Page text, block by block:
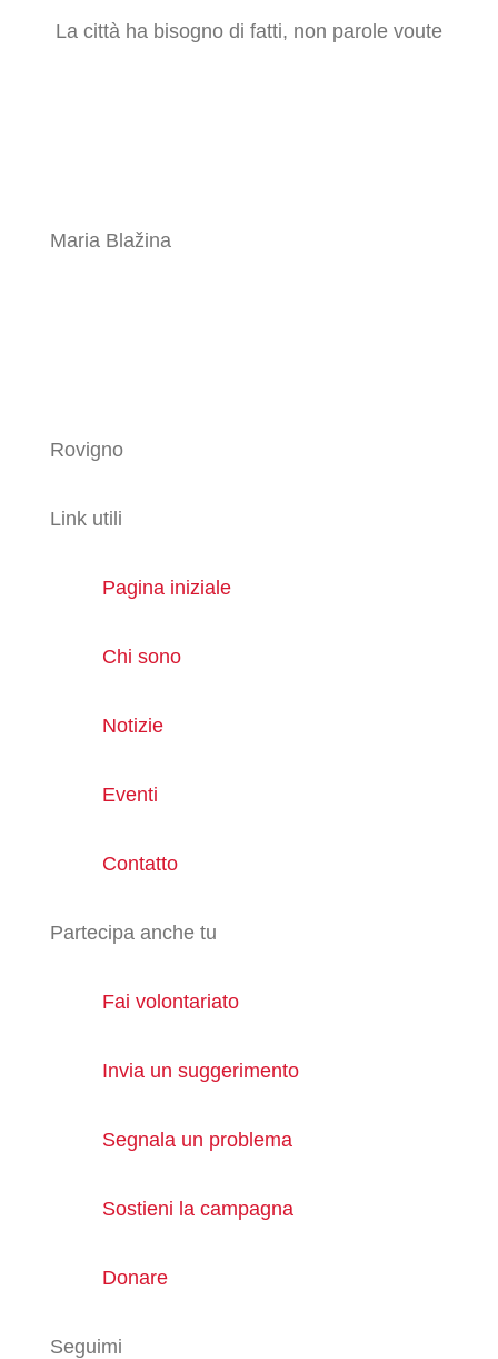
La città ha bisogno di fatti, non parole voute
Maria Blažina
Rovigno
Link utili
Pagina iniziale
Chi sono
Notizie
Eventi
Contatto
Partecipa anche tu
Fai volontariato
Invia un suggerimento
Segnala un problema
Sostieni la campagna
Donare
Seguimi